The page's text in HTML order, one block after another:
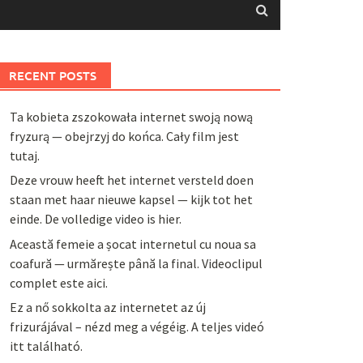
RECENT POSTS
Ta kobieta zszokowała internet swoją nową
fryzurą — obejrzyj do końca. Cały film jest
tutaj.
Deze vrouw heeft het internet versteld doen
staan met haar nieuwe kapsel — kijk tot het
einde. De volledige video is hier.
Această femeie a șocat internetul cu noua sa
coafură — urmărește până la final. Videoclipul
complet este aici.
Ez a nő sokkolta az internetet az új
frizurájával – nézd meg a végéig. A teljes videó
itt található.